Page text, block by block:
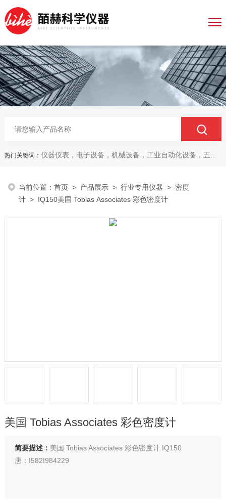
热门关键词： 仪器仪表，电子设备，机械设备，工业自动化设备，五金产品，电线电缆，金属材料，电子
当前位置：首页 > 产品展示 >行业专用仪器 > 密度
计 > IQ150美国 Tobias Associates 彩色密度计
美国 Tobias Associates 彩色密度计
简要描述： 美国 Tobias Associates 彩色密度计 IQ150
唐：I582I984229